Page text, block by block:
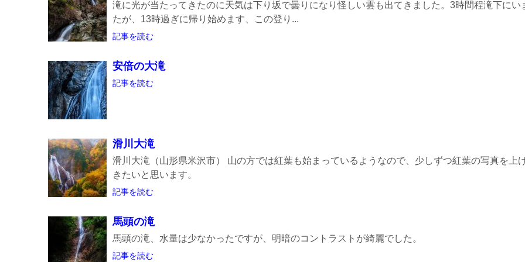
滝に光が当たってきたのに天気は下り坂で曇りになり怪しい雲も出てきました。3時間程滝下にい
たが、13時過ぎに帰り始めます、この登り...
記事を読む
安倍の大滝
記事を読む
滑川大滝
滑川大滝（山形県米沢市） 山の方では紅葉も始まっているようなので、少しずつ紅葉の写真を上
きたいと思います。
記事を読む
馬頭の滝
馬頭の滝、水量は少なかったですが、明暗のコントラストが綺麗でした。
記事を読む